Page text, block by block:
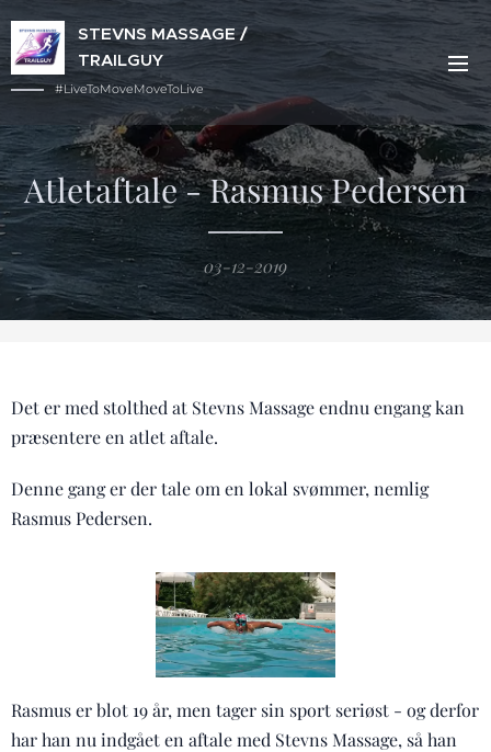
STEVNS MASSAGE /
TRAILGUY
#LiveToMoveMoveToLive
Atletaftale - Rasmus Pedersen
03-12-2019
Det er med stolthed at Stevns Massage endnu engang kan
præsentere en atlet aftale.
Denne gang er der tale om en lokal svømmer, nemlig
Rasmus Pedersen.
Rasmus er blot 19 år, men tager sin sport seriøst - og derfor
har han nu indgået en aftale med Stevns Massage, så han